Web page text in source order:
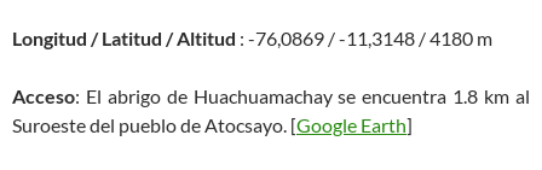
Longitud / Latitud / Altitud : -76,0869 / -11,3148 / 4180 m
Acceso: El abrigo de Huachuamachay se encuentra 1.8 km al
Suroeste del pueblo de Atocsayo. [Google Earth]